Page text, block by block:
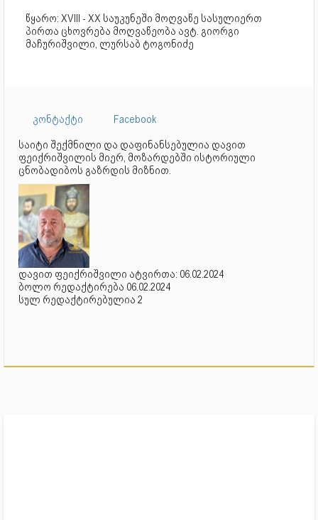
წყარო: XVIII - XX საუკუნეში მოღვაწე სასულიერთ
პირთა ცხოვრება მოღვაწეობა ავტ. გიორგი
მაჩურიშვილი, ლურსაბ ტოგონიძე
კონტაქტი
Facebook
საიტი შექმნილი და დაფინანსებულია დავით
ფეიქრიშვილის მიერ, მოზარდებში ისტორიული
ცნობადიბოს გაზრდის მიზნით.
დავით ფეიქრიშვილი ატვირთა: 06.02.2024
ბოლო რედაქტირება 06.02.2024
სულ რედაქტირებულია 2